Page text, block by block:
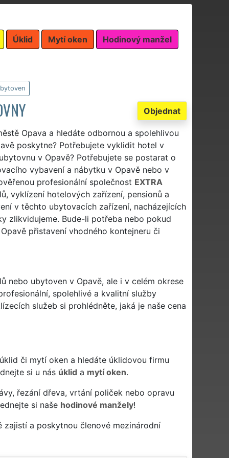
Úklid Mytí oken Hodinový manžel
Objednat
Opava a hledáte odbornou a spolehlivou
poskytne? Potřebujete vyklidit hotel v
v Opavě? Potřebujete se postarat o
vybavení a nábytku v Opavě nebo v
profesionální společnost EXTRA
vyklízení hotelových zařízení, pensionů a
v těchto ubytovacích zařízení, nacházejících
zlikvidujeme. Bude-li potřeba nebo pokud
přistavení vhodného kontejneru či
nebo ubytoven v Opavě, ale i v celém okrese
spolehlivé a kvalitní služby
služeb si prohlédněte, jaká je naše cena
či mytí oken a hledáte úklidovou firmu
si u nás úklid a mytí oken.
řezání dřeva, vrtání poliček nebo opravu
si naše hodinové manžely!
a poskytnou členové mezinárodní